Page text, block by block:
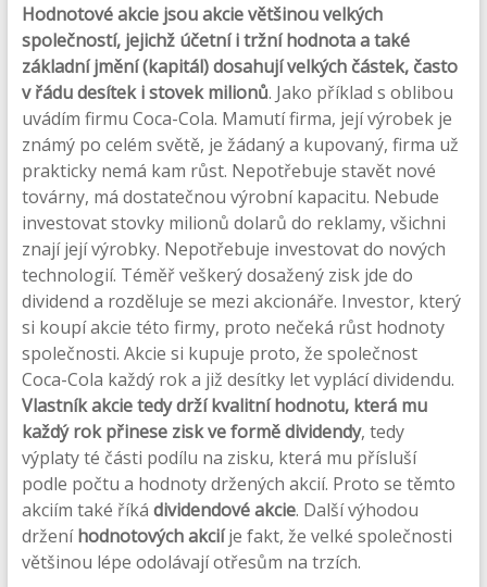
Hodnotové akcie jsou akcie většinou velkých
společností, jejichž účetní i tržní hodnota a také
základní jmění (kapitál) dosahují velkých částek, často
v řádu desítek i stovek milionů. Jako příklad s oblibou
uvádím firmu Coca-Cola. Mamutí firma, její výrobek je
známý po celém světě, je žádaný a kupovaný, firma už
prakticky nemá kam růst. Nepotřebuje stavět nové
továrny, má dostatečnou výrobní kapacitu. Nebude
investovat stovky milionů dolarů do reklamy, všichni
znají její výrobky. Nepotřebuje investovat do nových
technologií. Téměř veškerý dosažený zisk jde do
dividend a rozděluje se mezi akcionáře. Investor, který
si koupí akcie této firmy, proto nečeká růst hodnoty
společnosti. Akcie si kupuje proto, že společnost
Coca-Cola každý rok a již desítky let vyplácí dividendu.
Vlastník akcie tedy drží kvalitní hodnotu, která mu
každý rok přinese zisk ve formě dividendy, tedy
výplaty té části podílu na zisku, která mu přísluší
podle počtu a hodnoty držených akcií. Proto se těmto
akciím také říká dividendové akcie. Další výhodou
drženíhodnotových akciíje fakt, že velké společnosti
většinou lépe odolávají otřesům na trzích.